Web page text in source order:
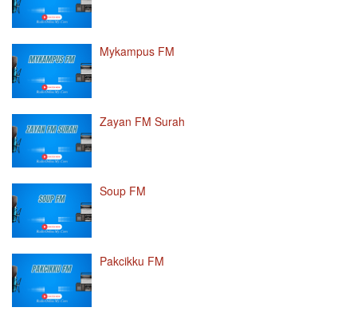
Mykampus FM
Zayan FM Surah
Soup FM
Pakcikku FM